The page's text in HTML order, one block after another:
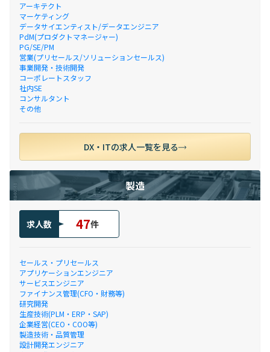
アーキテクト
マーケティング
データサイエンティスト/データエンジニア
PdM(プロダクトマネージャー)
PG/SE/PM
営業(プリセールス/ソリューションセールス)
事業開発・技術開発
コーポレートスタッフ
社内SE
コンサルタント
その他
DX・ITの求人一覧を見る
製造
求人数 47件
セールス・プリセールス
アプリケーションエンジニア
サービスエンジニア
ファイナンス管理(CFO・財務等)
研究開発
生産技術(PLM・ERP・SAP)
企業経営(CEO・COO等)
製造技術・品質管理
設計開発エンジニア